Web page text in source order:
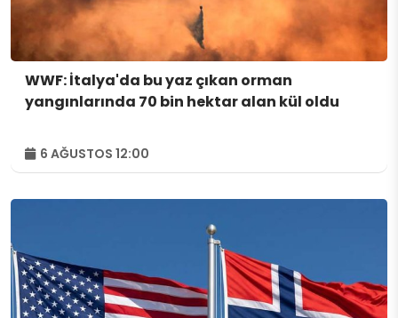
WWF: İtalya'da bu yaz çıkan orman
yangınlarında 70 bin hektar alan kül oldu
6 AĞUSTOS 12:00